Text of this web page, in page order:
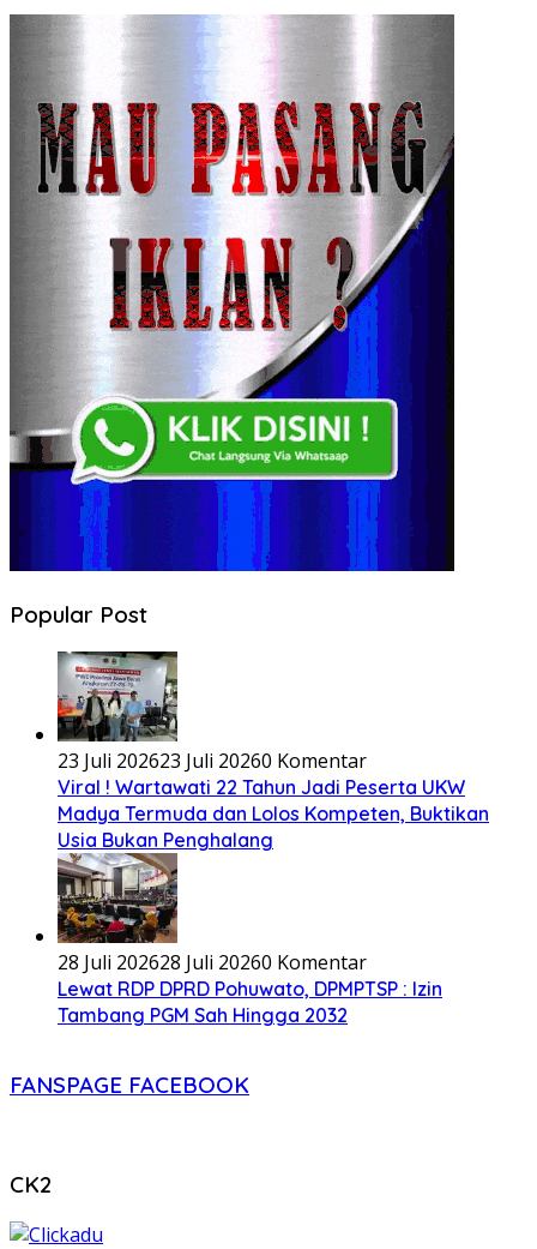
Popular Post
23 Juli 202623 Juli 20260 Komentar
Viral ! Wartawati 22 Tahun Jadi Peserta UKW
Madya Termuda dan Lolos Kompeten, Buktikan
Usia Bukan Penghalang
28 Juli 202628 Juli 20260 Komentar
Lewat RDP DPRD Pohuwato, DPMPTSP : Izin
Tambang PGM Sah Hingga 2032
FANSPAGE FACEBOOK
CK2